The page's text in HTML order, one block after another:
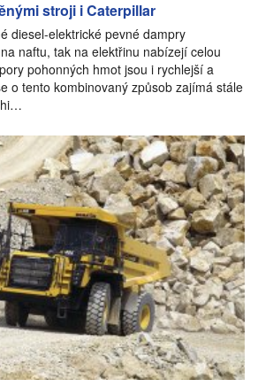
stroji i Caterpillar
diesel-elektrické pevné dampry
naftu, tak na elektřinu nabízejí celou
pohonných hmot jsou i rychlejší a
o tento kombinovaný způsob zajímá stále